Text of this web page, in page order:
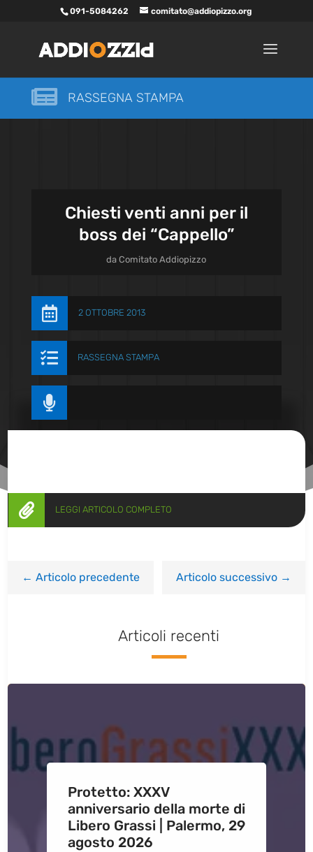
091-5084262 comitato@addiopizzo.org
 RASSEGNA STAMPA
Chiesti venti anni per il
boss dei “Cappello”
daComitato Addiopizzo
 2 OTTOBRE 2013
 RASSEGNA STAMPA

 LEGGI ARTICOLO COMPLETO
←Articolo precedente Articolo successivo→
Articoli recenti
Protetto: XXXV
anniversario della morte di
Libero Grassi | Palermo, 29
agosto 2026